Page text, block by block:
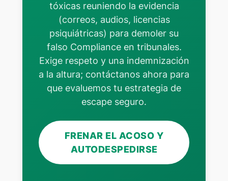
tóxicas reuniendo la evidencia
(correos, audios, licencias
psiquiátricas) para demoler su
falso Compliance en tribunales.
Exige respeto y una indemnización
a la altura; contáctanos ahora para
que evaluemos tu estrategia de
escape seguro.
FRENAR EL ACOSO Y
AUTODESPEDIRSE